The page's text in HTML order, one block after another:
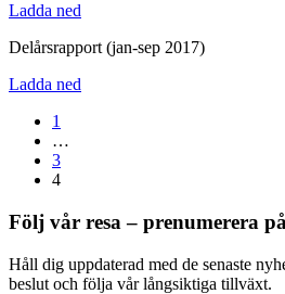
Ladda ned
Delårsrapport (jan-sep 2017)
Ladda ned
1
…
3
4
Följ vår resa – prenumerera
Håll dig uppdaterad med de senaste
beslut och följa vår långsiktiga tillväxt.